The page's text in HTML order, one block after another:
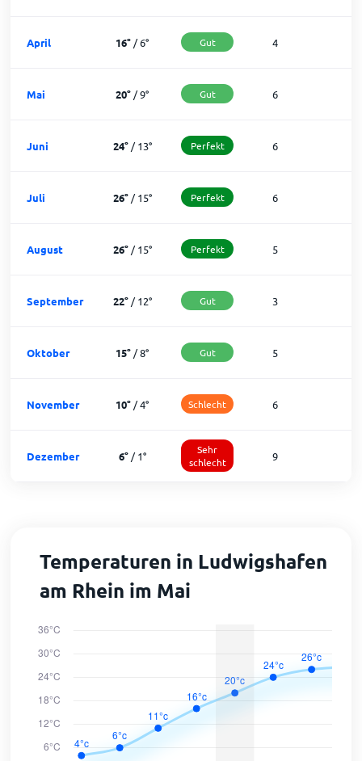
April 16° /6° Gut 4
Mai 20° /9° Gut 6
Juni 24°/13° Perfekt 6
Juli 26°/15° Perfekt 6
August 26°/15° Perfekt 5
September 22°/12° Gut 3
Oktober 15° /8° Gut 5
November 10° /4° Schlecht 6
Dezember 6°/1°
Sehr
schlecht
9
Temperaturen in Ludwigshafen
am Rhein im Mai